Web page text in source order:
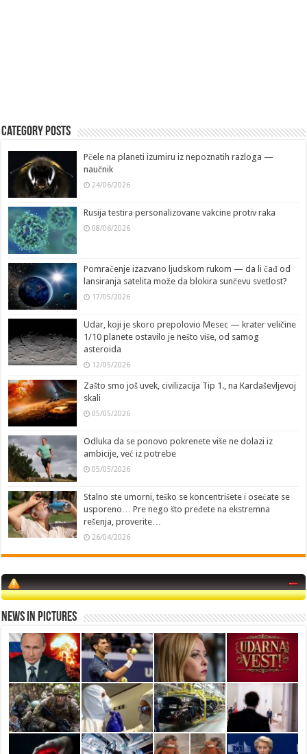
Category Posts
Pčele na planeti izumiru iz nepoznatih razloga —
naučnik
24/06/2026
Rusija testira personalizovane vakcine protiv raka
08/06/2026
Pomračenje izazvano ljudskom rukom — da li čađ od
lansiranja satelita može da blokira sunčevu svetlost?
17/05/2026
Udar, koji je skoro prepolovio Mesec — krater veličine
1/10 planete ostavilo je nešto više, od samog
asteroida
12/05/2026
Zašto smo još uvek, civilizacija Tip 1., na Kardaševljevoj
skali
05/05/2026
Odluka da se ponovo pokrenete više ne dolazi iz
ambicije, već iz potrebe
05/05/2026
Stalno ste umorni, teško se koncentrišete i osećate se
usporeno… Pre nego što pređete na ekstremna
rešenja, proverite…
26/04/2026
News in Pictures